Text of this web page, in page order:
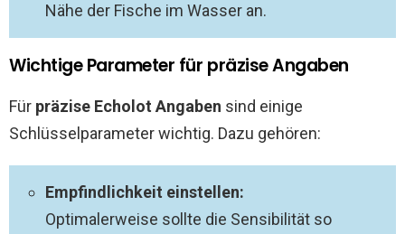
Nähe der Fische im Wasser an.
Wichtige Parameter für präzise Angaben
Für präzise Echolot Angaben sind einige
Schlüsselparameter wichtig. Dazu gehören:
Empfindlichkeit einstellen:
Optimalerweise sollte die Sensibilität so